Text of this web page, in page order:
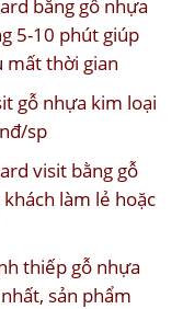
bằng gỗ nhựa
5-10 phút giúp
mất thời gian
gỗ nhựa kim loại
sp
visit bằng gỗ
làm lẻ hoặc
thiếp gỗ nhựa
sản phẩm